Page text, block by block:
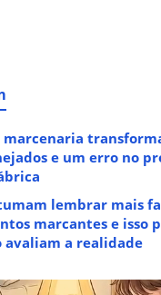
marcenaria
e um erro no
lembrar mais
marcantes e isso
avaliam a realidade